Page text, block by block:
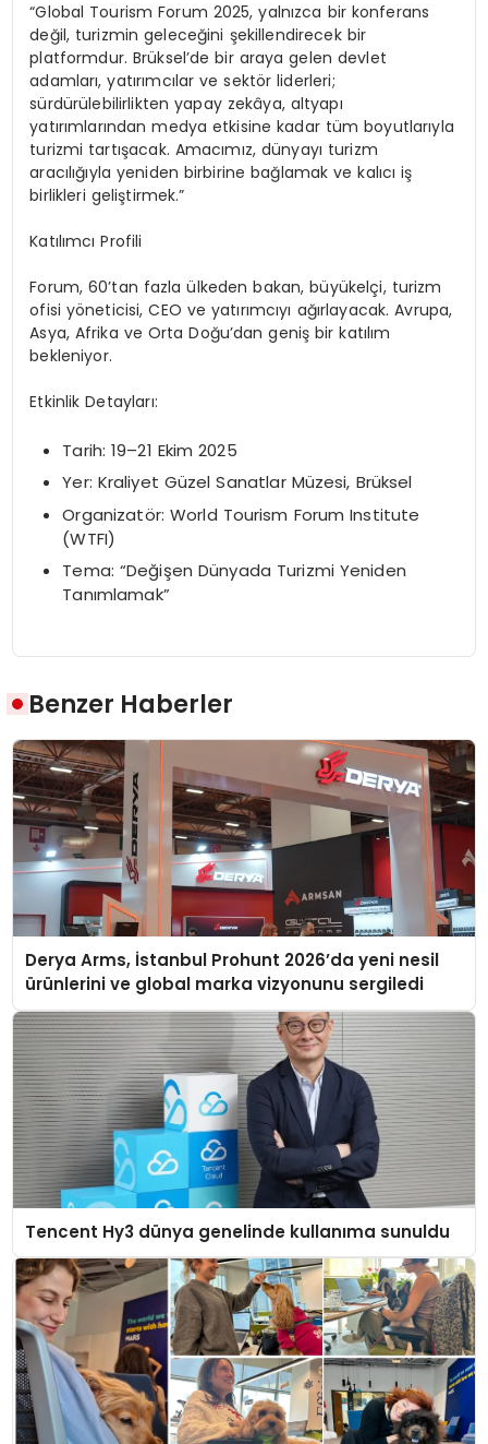
“Global Tourism Forum 2025, yalnızca bir konferans
değil, turizmin geleceğini şekillendirecek bir
platformdur. Brüksel’de bir araya gelen devlet
adamları, yatırımcılar ve sektör liderleri;
sürdürülebilirlikten yapay zekâya, altyapı
yatırımlarından medya etkisine kadar tüm boyutlarıyla
turizmi tartışacak. Amacımız, dünyayı turizm
aracılığıyla yeniden birbirine bağlamak ve kalıcı iş
birlikleri geliştirmek.”
Katılımcı Profili
Forum, 60’tan fazla ülkeden bakan, büyükelçi, turizm
ofisi yöneticisi, CEO ve yatırımcıyı ağırlayacak. Avrupa,
Asya, Afrika ve Orta Doğu’dan geniş bir katılım
bekleniyor.
Etkinlik Detayları:
Tarih: 19–21 Ekim 2025
Yer: Kraliyet Güzel Sanatlar Müzesi, Brüksel
Organizatör: World Tourism Forum Institute
(WTFI)
Tema: “Değişen Dünyada Turizmi Yeniden
Tanımlamak”
Benzer Haberler
Derya Arms, İstanbul Prohunt 2026’da yeni nesil
ürünlerini ve global marka vizyonunu sergiledi
Tencent Hy3 dünya genelinde kullanıma sunuldu